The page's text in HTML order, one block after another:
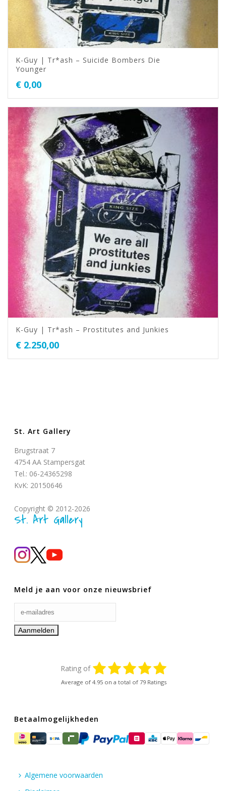
K-Guy | Tr*ash – Suicide Bombers Die
Younger
€ 0,00
K-Guy | Tr*ash – Prostitutes and Junkies
€ 2.250,00
St. Art Gallery
Brugstraat 7
4754 AA Stampersgat
Tel.: 06-24365298
KvK: 20150646
Copyright © 2012-2026
St. Art Gallery
Meld je aan voor onze nieuwsbrief
Rating of
Average of 4.95 on a total of 79 Ratings
Betaalmogelijkheden
Algemene voorwaarden